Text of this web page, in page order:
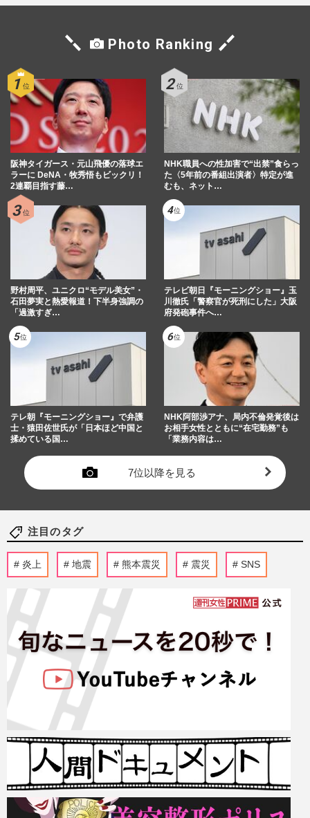
Photo Ranking
阪神タイガース・元山飛優の落球エ
ラーに DeNA・牧秀悟もビックリ！
2連覇目指す藤…
NHK職員への性加害で“出禁”食らっ
た〈5年前の番組出演者〉特定が進
むも、ネット…
野村周平、ユニクロ“モデル美女”・
石田夢実と熱愛報道！下半身強調の
「過激すぎ…
テレビ朝日『モーニングショー』玉
川徹氏「警察官が死刑にした」大阪
府発砲事件へ…
テレ朝『モーニングショー』で弁護
士・猿田佐世氏が「日本ほど中国と
揉めている国…
NHK阿部渉アナ、局内不倫発覚後は
お相手女性とともに“在宅勤務”も
「業務内容は…
7位以降を見る
注目のタグ
炎上 地震 熊本震災 震災 SNS